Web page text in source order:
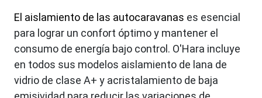
El aislamiento de las autocaravanas es esencial
para lograr un confort óptimo y mantener el
consumo de energía bajo control. O'Hara incluye
en todos sus modelos aislamiento de lana de
vidrio de clase A+ y acristalamiento de baja